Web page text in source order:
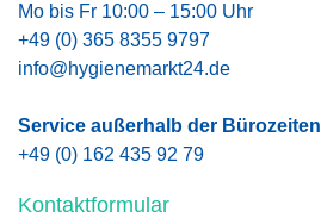
Mo bis Fr 10:00 – 15:00 Uhr
+49 (0) 365 8355 9797
info@hygienemarkt24.de
Service außerhalb der Bürozeiten
+49 (0) 162 435 92 79
Kontaktformular